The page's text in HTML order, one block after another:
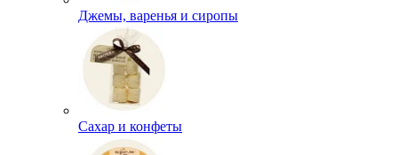
Джемы, варенья и сиропы
Сахар и конфеты